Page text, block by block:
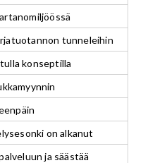
tunneleihin
konseptilla
on alkanut
ja säästää